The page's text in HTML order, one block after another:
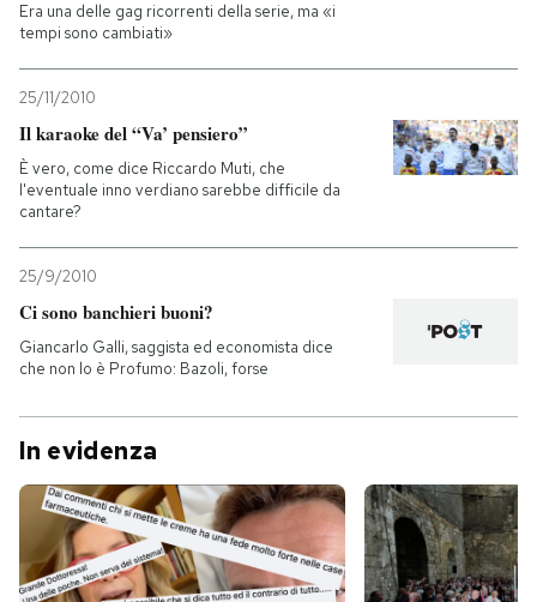
Era una delle gag ricorrenti della serie, ma «i
tempi sono cambiati»
25/11/2010
Il karaoke del “Va’ pensiero”
È vero, come dice Riccardo Muti, che
l'eventuale inno verdiano sarebbe difficile da
cantare?
25/9/2010
Ci sono banchieri buoni?
Giancarlo Galli, saggista ed economista dice
che non lo è Profumo: Bazoli, forse
In evidenza